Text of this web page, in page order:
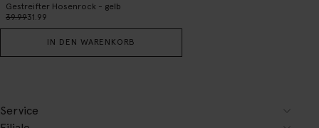
Gestreifter Hosenrock - gelb
39.9931.99
IN DEN WARENKORB
Service